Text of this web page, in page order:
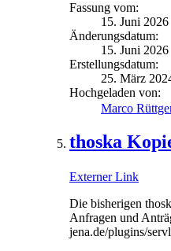
Fassung vom:
15. Juni 2026
Änderungsdatum:
15. Juni 2026
Erstellungsdatum:
25. März
Hochgeladen von:
Marco
thoska
Externer Link
Die bisherigen
Anfragen und
jena.de/plugins/